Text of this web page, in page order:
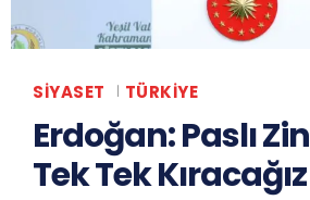
SIYASET TÜRKIYE
Erdoğan: Paslı
Tek Tek Kıracağız